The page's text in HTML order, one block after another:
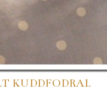
KUDDFODRAL